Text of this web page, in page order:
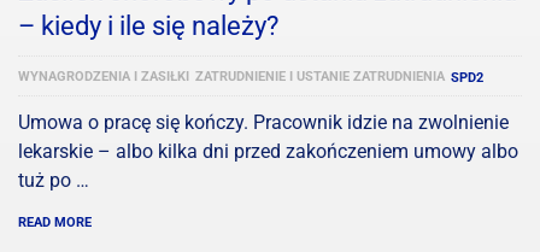
– kiedy i ile się należy?
WYNAGRODZENIA I ZASIŁKI ZATRUDNIENIE I USTANIE ZATRUDNIENIA SPD2
Umowa o pracę się kończy. Pracownik idzie na zwolnienie
lekarskie – albo kilka dni przed zakończeniem umowy albo
tuż po …
READ MORE